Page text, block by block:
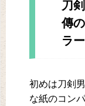
刀
傳
ラ
初めは刀剣
な紙のコン